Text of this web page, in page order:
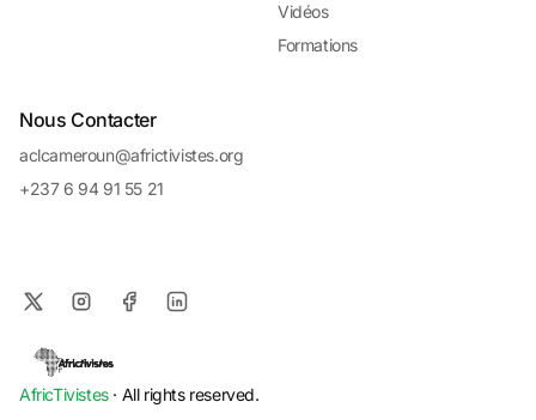
Vidéos
Formations
Nous Contacter
aclcameroun@africtivistes.org
+237 6 94 91 55 21
AfricTivistes· All rights reserved.